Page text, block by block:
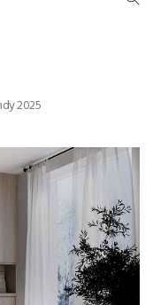
2025